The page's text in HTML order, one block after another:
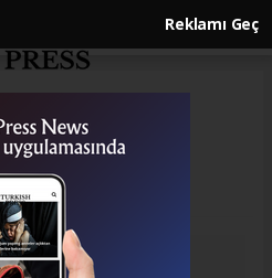
Reklamı Geç
Samet Akdemir